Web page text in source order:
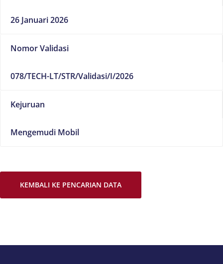
26 Januari 2026
Nomor Validasi
078/TECH-LT/STR/Validasi/I/2026
Kejuruan
Mengemudi Mobil
KEMBALI KE PENCARIAN DATA